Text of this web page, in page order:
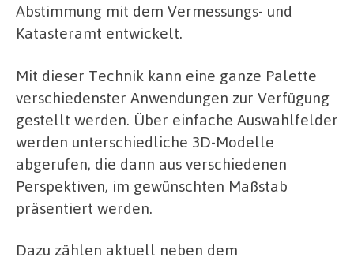
Abstimmung mit dem Vermessungs- und
Katasteramt entwickelt.
Mit dieser Technik kann eine ganze Palette
verschiedenster Anwendungen zur Verfügung
gestellt werden. Über einfache Auswahlfelder
werden unterschiedliche 3D-Modelle
abgerufen, die dann aus verschiedenen
Perspektiven, im gewünschten Maßstab
präsentiert werden.
Dazu zählen aktuell neben dem